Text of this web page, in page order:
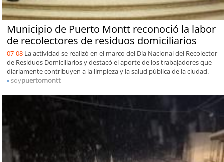
Municipio de Puerto Montt reconoció la labor
de recolectores de residuos domiciliarios
07-08 La actividad se realizó en el marco del Día Nacional del Recolector
de Residuos Domiciliarios y destacó el aporte de los trabajadores que
diariamente contribuyen a la limpieza y la salud pública de la ciudad.
soypuertomontt